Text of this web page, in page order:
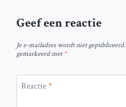
Geef een reactie
Je e-mailadres wordt niet gepubliceerd.
gemarkeerd met*
Reactie*